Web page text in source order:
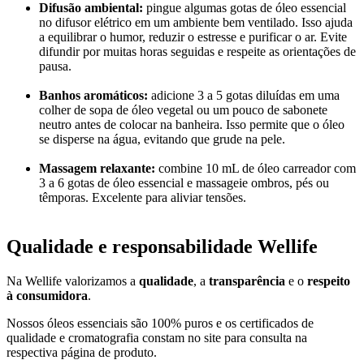
Difusão ambiental: pingue algumas gotas de óleo essencial
no difusor elétrico em um ambiente bem ventilado. Isso ajuda
a equilibrar o humor, reduzir o estresse e purificar o ar. Evite
difundir por muitas horas seguidas e respeite as orientações de
pausa.
Banhos aromáticos: adicione 3 a 5 gotas diluídas em uma
colher de sopa de óleo vegetal ou um pouco de sabonete
neutro antes de colocar na banheira. Isso permite que o óleo
se disperse na água, evitando que grude na pele.
Massagem relaxante: combine 10 mL de óleo carreador com
3 a 6 gotas de óleo essencial e massageie ombros, pés ou
têmporas. Excelente para aliviar tensões.
Qualidade e responsabilidade Wellife
Na Wellife valorizamos a qualidade, a transparência e o respeito
à consumidora.
Nossos óleos essenciais são 100% puros e os certificados de
qualidade e cromatografia constam no site para consulta na
respectiva página de produto.